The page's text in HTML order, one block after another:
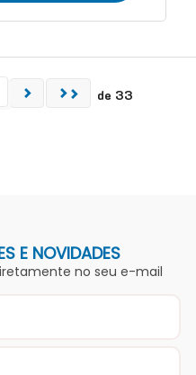
de 33
E NOVIDADES
no seu e-mail